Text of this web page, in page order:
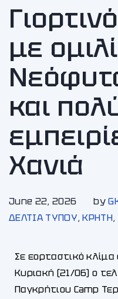
με
και
Χανιά
June 22, 2026 by
ΔΕΛΤΙΑ ΤΥΠΟΥ,ΚΡΗΤΗ,
Σε εορταστικό
Κυριακή (21/06) ο
Παγκρήτιου Camp